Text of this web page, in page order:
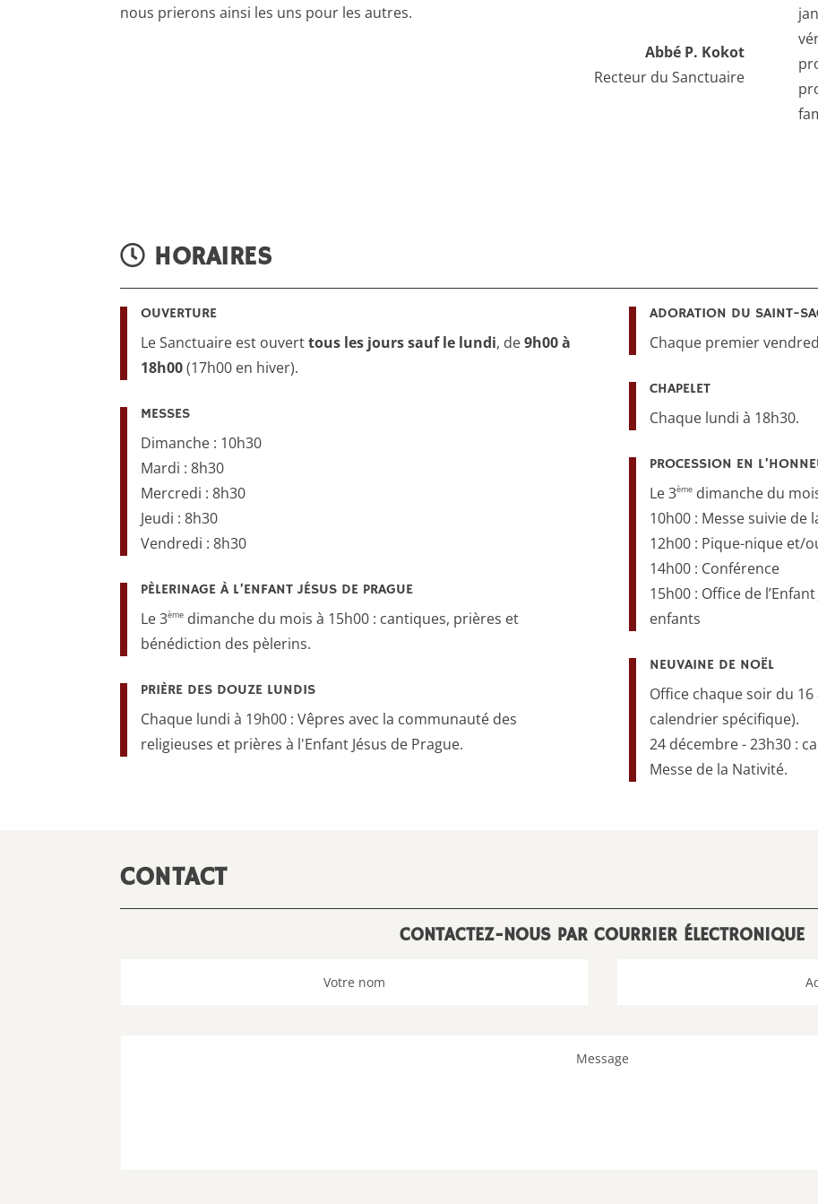
nous prierons ainsi les uns pour les autres.
Abbé P. Kokot
Recteur du Sanctuaire
HORAIRES
OUVERTURE
Le Sanctuaire est ouverttous les jours sauf le lundi, de9h00 à
18h00(17h00 en hiver).
MESSES
Dimanche : 10h30
Mardi : 8h30
Mercredi : 8h30
Jeudi : 8h30
Vendredi : 8h30
PÈLERINAGE À L’ENFANT JÉSUS DE PRAGUE
Le 3ème dimanche du mois à 15h00 : cantiques, prières et
bénédiction des pèlerins.
PRIÈRE DES DOUZE LUNDIS
Chaque lundi à 19h00 : Vêpres avec la communauté des
religieuses et prières à l'Enfant Jésus de Prague.
ADORATION DU SAINT-
Chaque premier
CHAPELET
Chaque lundi à 18h30.
PROCESSION EN
Le 3èmedimanche du
10h00 : Messe suivie de
12h00 : Pique-nique et/
14h00 : Conférence
15h00 : Office de
enfants
NEUVAINE DE NOËL
Office chaque soir du
calendrier spécifique).
24 décembre - 23h30 :
Messe de la Nativité.
CONTACT
CONTACTEZ-NOUS PAR COURRIER ÉLECTRONIQUE